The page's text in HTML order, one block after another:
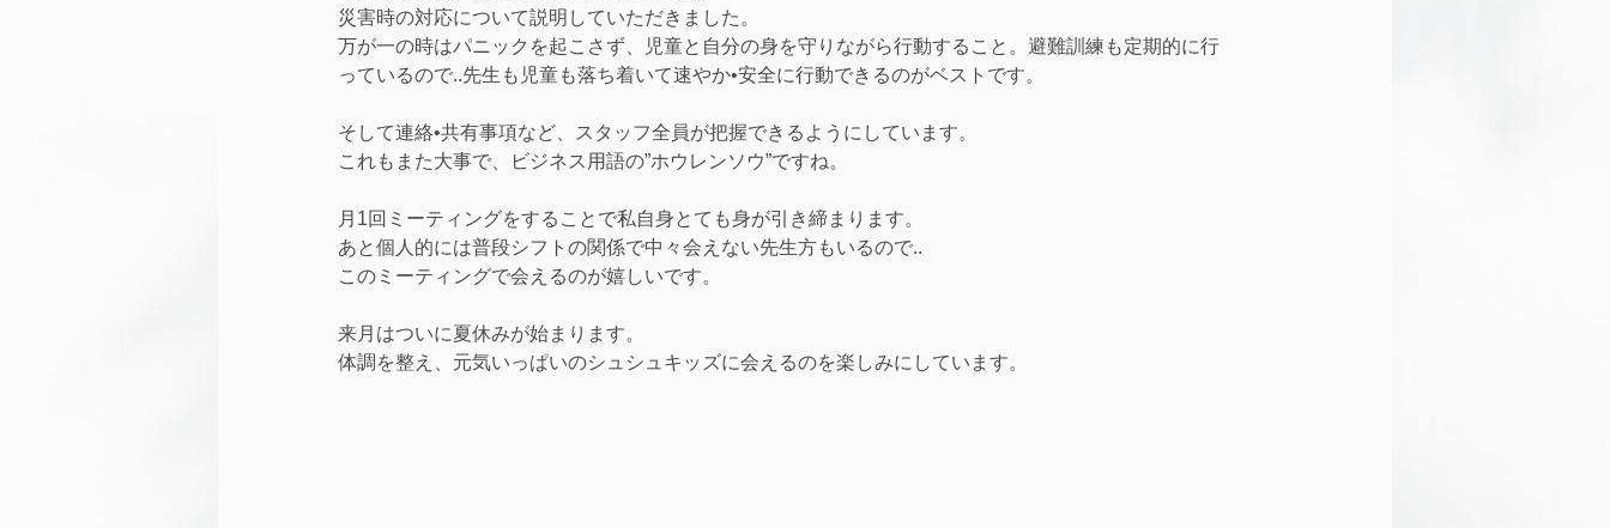
災害時の対応について説明していただきました。
万が一の時はパニックを起こさず、児童と自分の身を守りながら行動すること。避難訓練も定期的に行
っているので..先生も児童も落ち着いて速やか•安全に行動できるのがベストです。
そして連絡•共有事項など、スタッフ全員が把握できるようにしています。
これもまた大事で、ビジネス用語の”ホウレンソウ”ですね。
月1回ミーティングをすることで私自身とても身が引き締まります。
あと個人的には普段シフトの関係で中々会えない先生方もいるので..
このミーティングで会えるのが嬉しいです。
来月はついに夏休みが始まります。
体調を整え、元気いっぱいのシュシュキッズに会えるのを楽しみにしています。